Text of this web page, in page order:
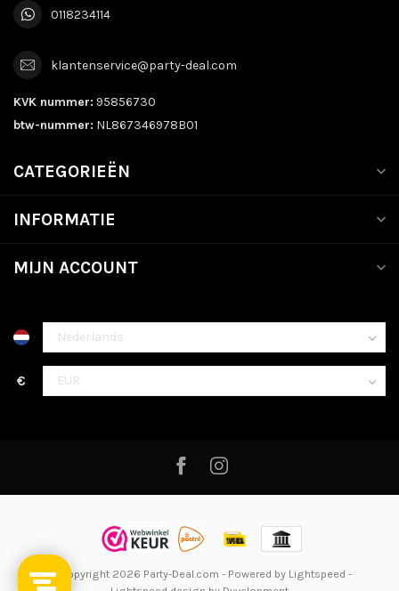
0118234114
klantenservice@party-deal.com
KVK nummer: 95856730
btw-nummer: NL867346978B01
CATEGORIEËN
INFORMATIE
MIJN ACCOUNT
€
© Copyright 2026 Party-Deal.com - Powered by Lightspeed -